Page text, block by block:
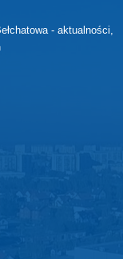
- aktualności,